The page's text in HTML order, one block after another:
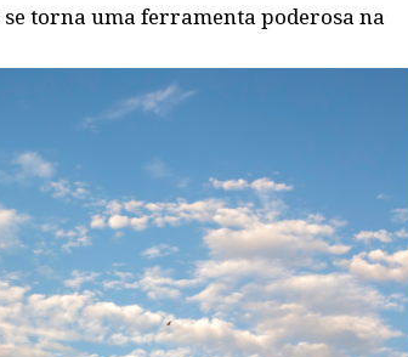
torna uma ferramenta poderosa na